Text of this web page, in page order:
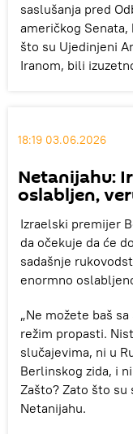
saslušanja pred
američkog Senata,
što su Ujedinjeni
Iranom, bili
18:19 03.06.2026
Netanijahu:
oslabljen,
Izraelski premijer
da očekuje da će
sadašnje
enormno
„Ne možete baš
režim propasti.
slučajevima, ni u
Berlinskog zida, i
Zašto? Zato što
Netanijahu.